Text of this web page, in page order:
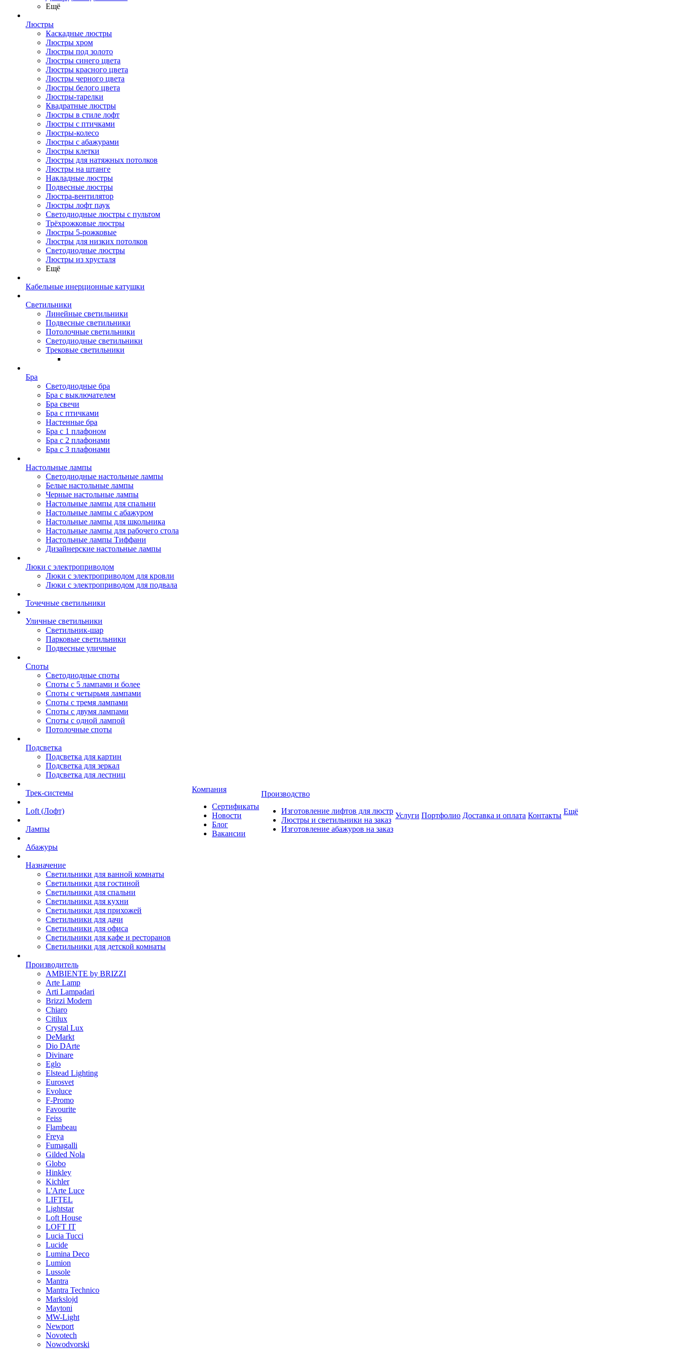
Ещё
Люстры
Каскадные люстры
Люстры хром
Люстры под золото
Люстры синего цвета
Люстры красного цвета
Люстры черного цвета
Люстры белого цвета
Люстры-тарелки
Квадратные люстры
Люстры в стиле лофт
Люстры с птичками
Люстры-колесо
Люстры с абажурами
Люстры клетки
Люстры для натяжных потолков
Люстры на штанге
Накладные люстры
Подвесные люстры
Люстра-вентилятор
Люстры лофт паук
Светодиодные люстры с пультом
Трёхрожковые люстры
Люстры 5-рожковые
Люстры для низких потолков
Cветодиодные люстры
Люстры из хрусталя
Ещё
Кабельные инерционные катушки
Светильники
Линейные светильники
Подвесные светильники
Потолочные светильники
Светодиодные светильники
Трековые светильники
Бра
Светодиодные бра
Бра с выключателем
Бра свечи
Бра с птичками
Настенные бра
Бра с 1 плафоном
Бра с 2 плафонами
Бра с 3 плафонами
Настольные лампы
Светодиодные настольные лампы
Белые настольные лампы
Черные настольные лампы
Настольные лампы для спальни
Настольные лампы с абажуром
Настольные лампы для школьника
Настольные лампы для рабочего стола
Настольные лампы Тиффани
Дизайнерские настольные лампы
Люки с электроприводом
Люки с электроприводом для кровли
Люки с электроприводом для подвала
Точечные светильники
Уличные светильники
Светильник-шар
Парковые светильники
Подвесные уличные
Споты
Светодиодные споты
Споты с 5 лампами и более
Споты с четырьмя лампами
Споты с тремя лампами
Споты с двумя лампами
Споты с одной лампой
Потолочные споты
Подсветка
Подсветка для картин
Подсветка для зеркал
Подсветка для лестниц
Трек-системы
Loft (Лофт)
Лампы
Абажуры
Назначение
Светильники для ванной комнаты
Светильники для гостиной
Светильники для спальни
Светильники для кухни
Светильники для прихожей
Светильники для дачи
Светильники для офиса
Светильники для кафе и ресторанов
Светильники для детской комнаты
Производитель
AMBIENTE by BRIZZI
Arte Lamp
Arti Lampadari
Brizzi Modern
Chiaro
Citilux
Crystal Lux
DeMarkt
Dio DArte
Divinare
Eglo
Elstead Lighting
Eurosvet
Evoluce
F-Promo
Favourite
Feiss
Flambeau
Freya
Fumagalli
Gilded Nola
Globo
Hinkley
Kichler
L'Arte Luce
LIFTEL
Lightstar
Loft House
LOFT IT
Lucia Tucci
Lucide
Lumina Deco
Lumion
Lussole
Mantra
Mantra Technico
Markslojd
Maytoni
MW-Light
Newport
Novotech
Nowodvorski
Компания
Сертификаты
Новости
Блог
Вакансии
Производство
Изготовление лифтов для люстр
Люстры и светильники на заказ
Изготовление абажуров на заказ
Услуги Портфолио Доставка и оплата Контакты Ещё